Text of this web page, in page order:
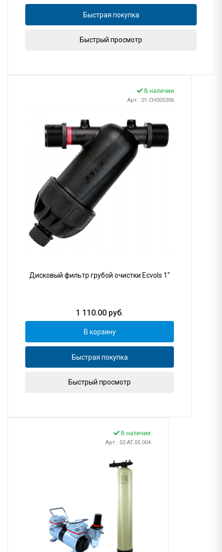
Быстрая покупка
Быстрый просмотр
В наличии
Арт.: 01.CH005306
Дисковый фильтр грубой очистки Ecvols 1"
1 110.00 руб.
В корзину
Быстрая покупка
Быстрый просмотр
В наличии
Арт.: 02.AT.05.004